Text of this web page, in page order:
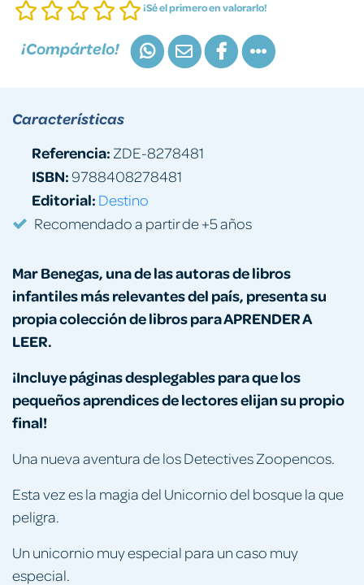
¡Sé el primero en valorarlo!
¡Compártelo!
Mar Benegas, una de las autoras de libros
infantiles más relevantes del país, presenta su
propia colección de libros para APRENDER A
LEER.
¡Incluye páginas desplegables para que los
pequeños aprendices de lectores elijan su propio
final!
Una nueva aventura de los Detectives Zoopencos.
Esta vez es la magia del Unicornio del bosque la que
peligra.
Un unicornio muy especial para un caso muy
especial.
Características
Referencia: ZDE-8278481
ISBN:9788408278481
Editorial: Destino
Recomendado a partir de +5 años